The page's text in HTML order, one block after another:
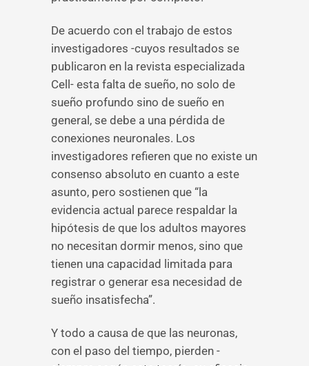
De acuerdo con el trabajo de estos
investigadores -cuyos resultados se
publicaron en la revista especializada
Cell- esta falta de sueño, no solo de
sueño profundo sino de sueño en
general, se debe a una pérdida de
conexiones neuronales. Los
investigadores refieren que no existe un
consenso absoluto en cuanto a este
asunto, pero sostienen que “la
evidencia actual parece respaldar la
hipótesis de que los adultos mayores
no necesitan dormir menos, sino que
tienen una capacidad limitada para
registrar o generar esa necesidad de
sueño insatisfecha”.
Y todo a causa de que las neuronas,
con el paso del tiempo, pierden -